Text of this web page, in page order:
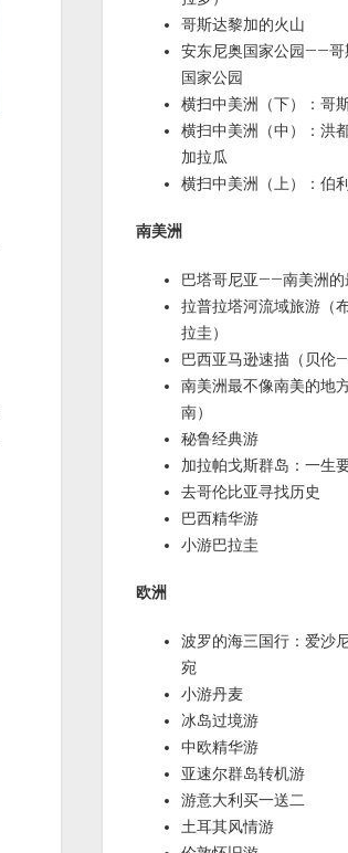
哥斯达黎加的火山
安东尼奥国家公园——哥
国家公园
横扫中美洲（下）：哥
横扫中美洲（中）：洪
加拉瓜
横扫中美洲（上）：伯
南美洲
巴塔哥尼亚——南美洲的
拉普拉塔河流域旅游（
拉圭）
巴西亚马逊速描（贝伦
南美洲最不像南美的地
南）
秘鲁经典游
加拉帕戈斯群岛：一生
去哥伦比亚寻找历史
巴西精华游
小游巴拉圭
欧洲
波罗的海三国行：爱沙
宛
小游丹麦
冰岛过境游
中欧精华游
亚速尔群岛转机游
游意大利买一送二
土耳其风情游